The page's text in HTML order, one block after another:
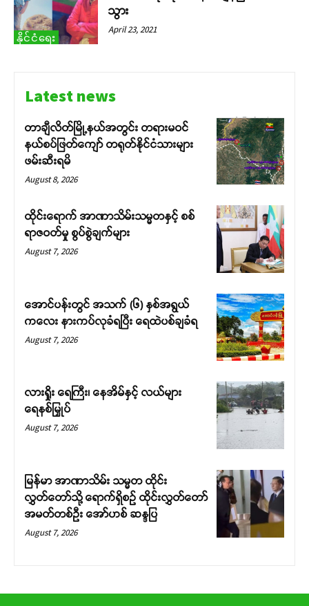
နိုင်ငံရေး
သွား
April 23, 2021
Latest news
တာချီလိတ်မြို့နယ်အတွင်း တရားမဝင်
နယ်စပ်ဖြတ်ကျော် တရုတ်နိုင်ငံသားများ
ဖမ်းဆီးရမိ
August 8, 2026
ထိုင်းရောက် အာဏာသိမ်းသမ္မတနှင့် စစ်
ရာဇဝတ်မှု စွပ်စွဲချက်များ
August 7, 2026
အောင်ပန်းတွင် အသက် (၆) နှစ်အရွယ်
ကလေး နားကပ်လုခံရပြီး ရေထဲပစ်ချခံရ
August 7, 2026
လားရှိုး ရေကြီး၊ နေအိမ်နှင့် လယ်များ
ရေနစ်မြှုပ်
August 7, 2026
မြန်မာ အာဏာသိမ်း သမ္မတ ထိုင်း
လွှတ်တော်သို့ ရောက်ရှိစဉ် ထိုင်းလွှတ်တော်
အမတ်တစ်ဦး အော်ဟစ် ဆန္ဒပြ
August 7, 2026